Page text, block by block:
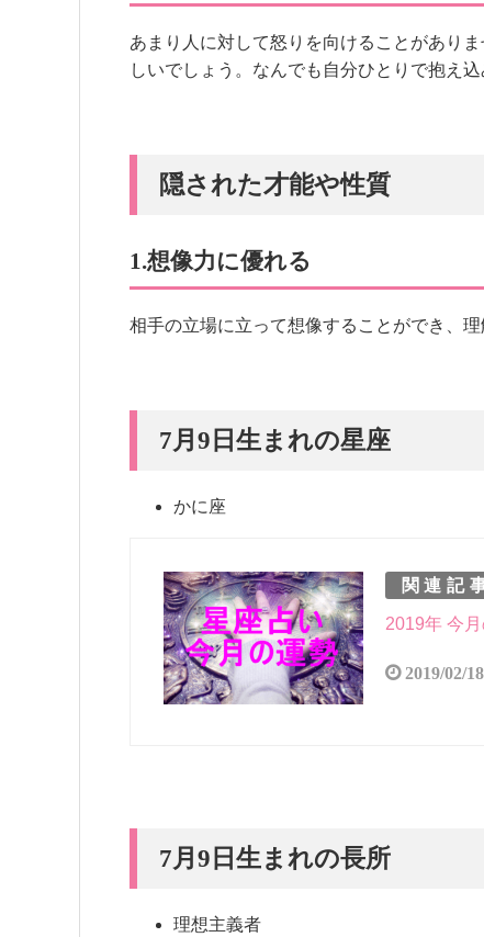
あまり人に対して怒りを向けることがあり
しいでしょう。なんでも自分ひとりで抱え
隠された才能や性質
1.想像力に優れる
相手の立場に立って想像することができ、
7月9日生まれの星座
かに座
関連記
2019年 今
2019/02/18
7月9日生まれの長所
理想主義者